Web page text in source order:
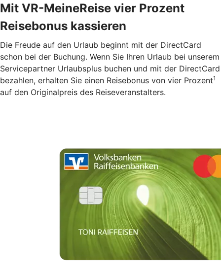
Mit VR-MeineReise vier Prozent
Reisebonus kassieren
Die Freude auf den Urlaub beginnt mit der DirectCard
schon bei der Buchung. Wenn Sie Ihren Urlaub bei unserem
Servicepartner Urlaubsplus buchen und mit der DirectCard
bezahlen, erhalten Sie einen Reisebonus von vier Prozent1
auf den Originalpreis des Reiseveranstalters.